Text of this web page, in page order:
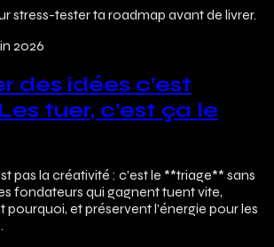
stress-tester ta roadmap avant de livrer.
2026
des idées c’est
tuer, c’est ça le
pas la créativité : c’est le **triage** sans
fondateurs qui gagnent tuent vite,
et préservent l’énergie pour les